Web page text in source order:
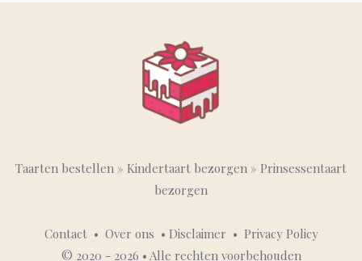
Taarten bestellen » Kindertaart bezorgen » Prinsessentaart
bezorgen
Contact• Over ons • Disclaimer • Privacy Policy
© 2020 - 2026 • Alle rechten voorbehouden